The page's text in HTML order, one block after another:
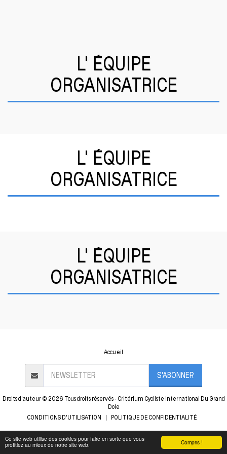
Compris !
Ce site web utilise des cookies pour faire en sorte que vous
profitiez au mieux de notre site web.
L' ÉQUIPE
ORGANISATRICE
L' ÉQUIPE
ORGANISATRICE
L' ÉQUIPE
ORGANISATRICE
Accueil
S'ABONNER
Droits d'auteur © 2026 Tous droits réservés - Critérium Cycliste International Du Grand
Dole
CONDITIONS D'UTILISATION | POLITIQUE DE CONFIDENTIALITÉ